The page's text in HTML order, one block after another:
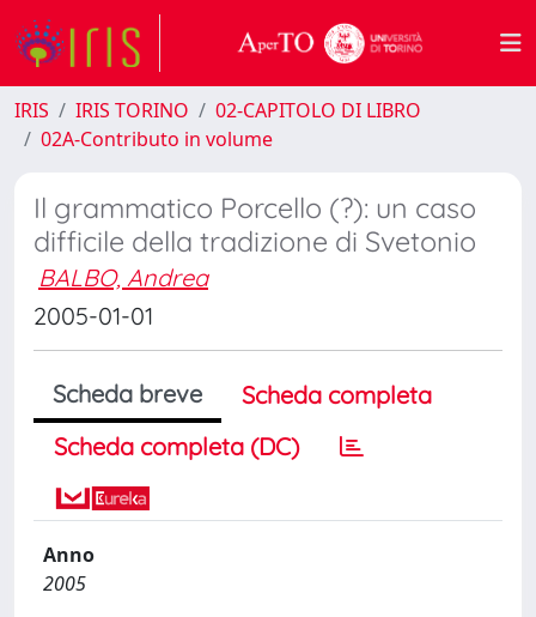
IRIS IRIS TORINO
02-CAPITOLO DI LIBRO
02A-Contributo in volume
Il grammatico Porcello (?): un caso
difficile della tradizione di Svetonio
BALBO, Andrea
2005-01-01
Scheda breve
Scheda completa
Scheda completa (DC)
Anno
2005